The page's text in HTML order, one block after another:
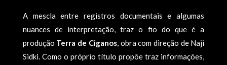
A mescla entre registros documentais e algumas
nuances de interpretação, traz o fio do que é a
produção Terra de Ciganos, obra com direção de Naji
Sidki. Como o próprio título propõe traz informações,